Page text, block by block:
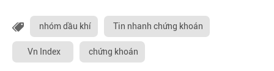
nhóm dầu khí Tin nhanh chứng khoán
Vn Index chứng khoán